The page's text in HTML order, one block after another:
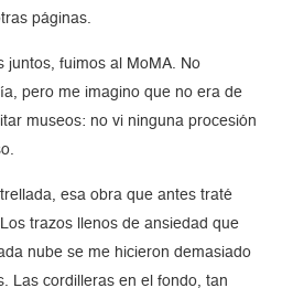
páginas.
juntos, fuimos al MoMA. No
pero me imagino que no era de
museos: no vi ninguna procesión
esa obra que antes traté
trazos llenos de ansiedad que
nube se me hicieron demasiado
Las cordilleras en el fondo, tan